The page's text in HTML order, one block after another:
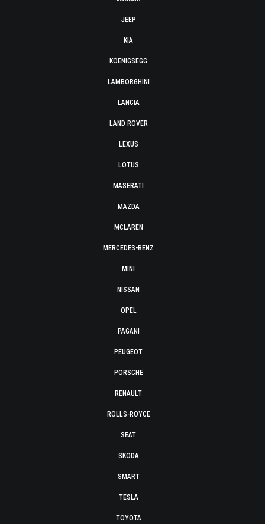
JEEP
KIA
KOENIGSEGG
LAMBORGHINI
LANCIA
LAND ROVER
LEXUS
LOTUS
MASERATI
MAZDA
MCLAREN
MERCEDES-BENZ
MINI
NISSAN
OPEL
PAGANI
PEUGEOT
PORSCHE
RENAULT
ROLLS-ROYCE
SEAT
SKODA
SMART
TESLA
TOYOTA